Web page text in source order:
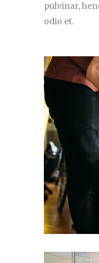
pulvinar,
odio et.